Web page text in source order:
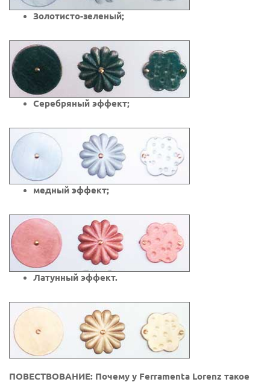
Золотисто-зеленый;
Серебряный эффект;
медный эффект;
Латунный эффект.
ПОВЕСТВОВАНИЕ: Почему у Ferramenta Lorenz такое